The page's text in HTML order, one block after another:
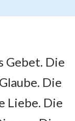
wählten die
die in den
Gebet. Die
Die
Liebe. Die